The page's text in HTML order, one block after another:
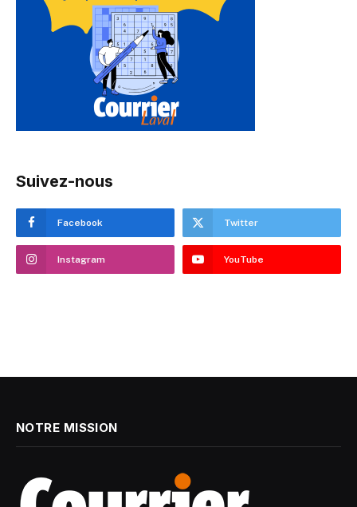
Suivez-nous
Facebook Twitter
Instagram YouTube
NOTRE MISSION